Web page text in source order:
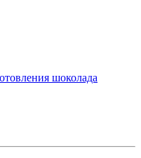
шоколада